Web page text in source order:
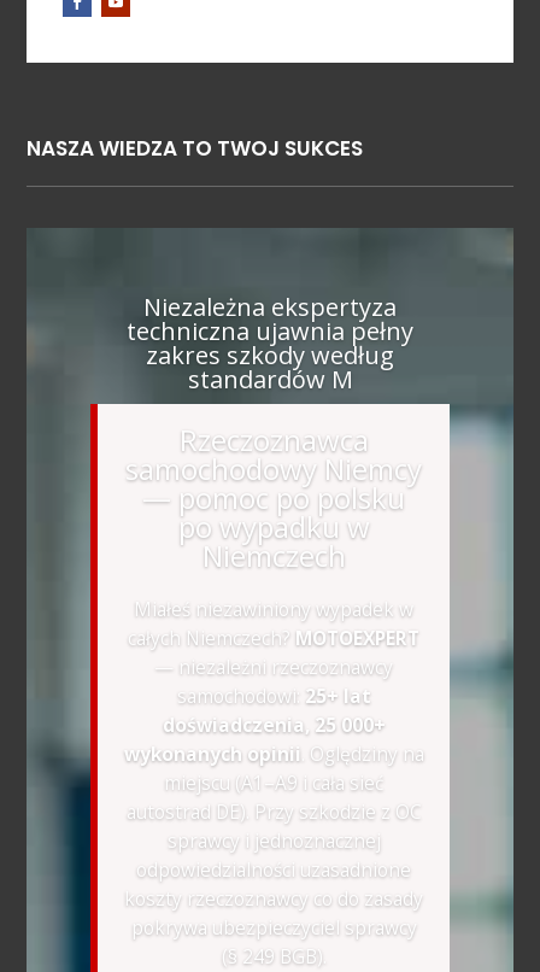
NASZA WIEDZA TO TWOJ SUKCES
Niezależna ekspertyza
techniczna ujawnia pełny
zakres szkody według
standardów M
Rzeczoznawca
samochodowy Niemcy
— pomoc po polsku
po wypadku w
Niemczech
Miałeś niezawiniony wypadek w
całych Niemczech? MOTOEXPERT
— niezależni rzeczoznawcy
samochodowi: 25+ lat
doświadczenia, 25 000+
wykonanych opinii . Oględziny na
miejscu (A1–A9 i cała sieć
autostrad DE). Przy szkodzie z OC
sprawcy i jednoznacznej
odpowiedzialności uzasadnione
koszty rzeczoznawcy co do zasady
pokrywa ubezpieczyciel sprawcy
(§ 249 BGB).